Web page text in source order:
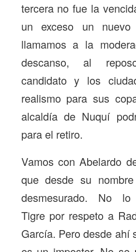
tercera no fue la
un exceso un
llamamos a la
descanso, al
candidato y los
realismo para sus
alcaldía de Nuquí
para el retiro.
Vamos con Abelardo
que desde su
desmesurado. No lo
Tigre por respeto a
García. Pero desde ahí